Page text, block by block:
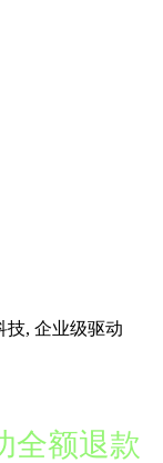
全额退款